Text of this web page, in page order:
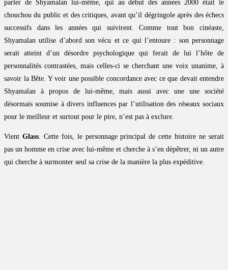
parler de Shyamalan lui-même, qui au début des années 2000 était le
chouchou du public et des critiques, avant qu’il dégringole après des échecs
successifs dans les années qui suivirent. Comme tout bon cinéaste,
Shyamalan utilise d’abord son vécu et ce qui l’entoure : son personnage
serait atteint d’un désordre psychologique qui ferait de lui l’hôte de
personnalités contrastées, mais celles-ci se cherchant une voix unanime, à
savoir la Bête. Y voir une possible concordance avec ce que devait entendre
Shyamalan à propos de lui-même, mais aussi avec une une société
désormais soumise à divers influences par l’utilisation des réseaux sociaux
pour le meilleur et surtout pour le pire, n’est pas à exclure.
Vient Glass. Cette fois, le personnage principal de cette histoire ne serait
pas un homme en crise avec lui-même et cherche à s’en dépêtrer, ni un autre
qui cherche à surmonter seul sa crise de la manière la plus expéditive.